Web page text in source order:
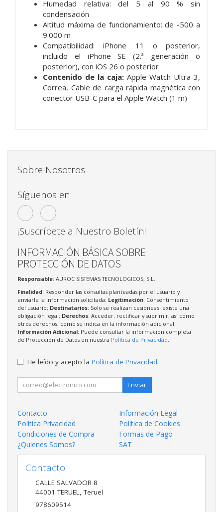
Humedad relativa: del 5 al 90 % sin
condensación
Altitud máxima de funciona­miento: de -500 a
9.000 m
Compati­bilidad:iPhone 11 o posterior,
incluido el iPhone SE (2.ª generación o
posterior), con iOS 26 o posterior
Contenido de la caja: Apple Watch Ultra 3,
Correa, Cable de carga rápida magnética con
conector USB-C para el Apple Watch (1 m)
Sobre Nosotros
Síguenos en:
¡Suscríbete a Nuestro Boletín!
INFORMACIÓN BÁSICA SOBRE
PROTECCIÓN DE DATOS
Responsable: AUROC SISTEMAS TECNOLOGICOS, S.L.
Finalidad: Responder las consultas planteadas por el usuario y
enviarle la información solicitada; Legitimación: Consentimiento
del usuario; Destinatarios: Solo se realizan cesiones si existe una
obligación legal; Derechos: Acceder, rectificar y suprimir, así como
otros derechos, como se indica en la información adicional;
Información Adicional: Puede consultar la información completa
de Protección de Datos en nuestra Política de Privacidad.
He leído y acepto la Política de Privacidad.
Enviar
Contacto
Información Legal
Política Privacidad
Política de Cookies
Condiciones de Compra
Formas de Pago
¿Quienes Somos?
SAT
Contacto
CALLE SALVADOR 8
44001 TERUEL,Teruel
978609514